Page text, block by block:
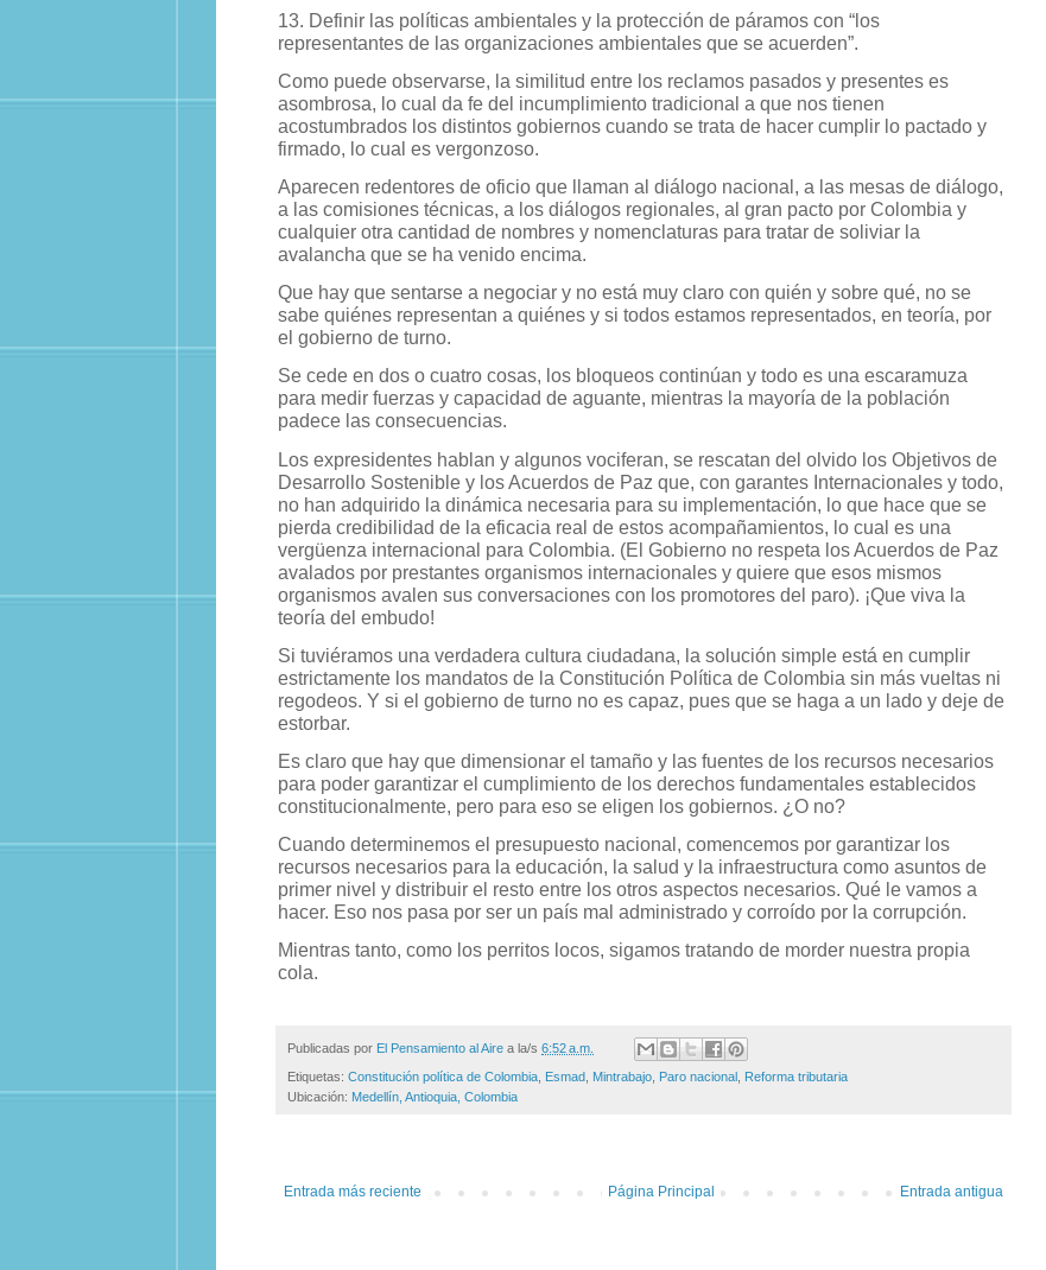
13. Definir las políticas ambientales y la protección de páramos con “los
representantes de las organizaciones ambientales que se acuerden”.
Como puede observarse, la similitud entre los reclamos pasados y presentes es
asombrosa, lo cual da fe del incumplimiento tradicional a que nos tienen
acostumbrados los distintos gobiernos cuando se trata de hacer cumplir lo pactado y
firmado, lo cual es vergonzoso.
Aparecen redentores de oficio que llaman al diálogo nacional, a las mesas de diálogo,
a las comisiones técnicas, a los diálogos regionales, al gran pacto por Colombia y
cualquier otra cantidad de nombres y nomenclaturas para tratar de soliviar la
avalancha que se ha venido encima.
Que hay que sentarse a negociar y no está muy claro con quién y sobre qué, no se
sabe quiénes representan a quiénes y si todos estamos representados, en teoría, por
el gobierno de turno.
Se cede en dos o cuatro cosas, los bloqueos continúan y todo es una escaramuza
para medir fuerzas y capacidad de aguante, mientras la mayoría de la población
padece las consecuencias.
Los expresidentes hablan y algunos vociferan, se rescatan del olvido los Objetivos de
Desarrollo Sostenible y los Acuerdos de Paz que, con garantes Internacionales y todo,
no han adquirido la dinámica necesaria para su implementación, lo que hace que se
pierda credibilidad de la eficacia real de estos acompañamientos, lo cual es una
vergüenza internacional para Colombia. (El Gobierno no respeta los Acuerdos de Paz
avalados por prestantes organismos internacionales y quiere que esos mismos
organismos avalen sus conversaciones con los promotores del paro). ¡Que viva la
teoría del embudo!
Si tuviéramos una verdadera cultura ciudadana, la solución simple está en cumplir
estrictamente los mandatos de la Constitución Política de Colombia sin más vueltas ni
regodeos. Y si el gobierno de turno no es capaz, pues que se haga a un lado y deje de
estorbar.
Es claro que hay que dimensionar el tamaño y las fuentes de los recursos necesarios
para poder garantizar el cumplimiento de los derechos fundamentales establecidos
constitucionalmente, pero para eso se eligen los gobiernos. ¿O no?
Cuando determinemos el presupuesto nacional, comencemos por garantizar los
recursos necesarios para la educación, la salud y la infraestructura como asuntos de
primer nivel y distribuir el resto entre los otros aspectos necesarios. Qué le vamos a
hacer. Eso nos pasa por ser un país mal administrado y corroído por la corrupción.
Mientras tanto, como los perritos locos, sigamos tratando de morder nuestra propia
cola.
Publicadas por El Pensamiento al Aire a la/s 6:52 a.m.
Etiquetas: Constitución política de Colombia Esmad Mintrabajo Paro nacional Reforma tributaria
Ubicación: Medellín, Antioquia, Colombia
Entrada más reciente Entrada antigua
Página Principal